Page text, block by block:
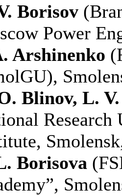
Borisov
Power
Arshinenko
Blinov, L.
Borisova